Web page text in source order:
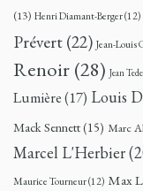
(13) Henri Diamant-Berger(12)
Prévert(22) Jean-Louis
Renoir (28) Jean
Lumière(17) Louis
Mack Sennett(15) Marc
Marcel L'Herbier
Maurice Tourneur(12) Max